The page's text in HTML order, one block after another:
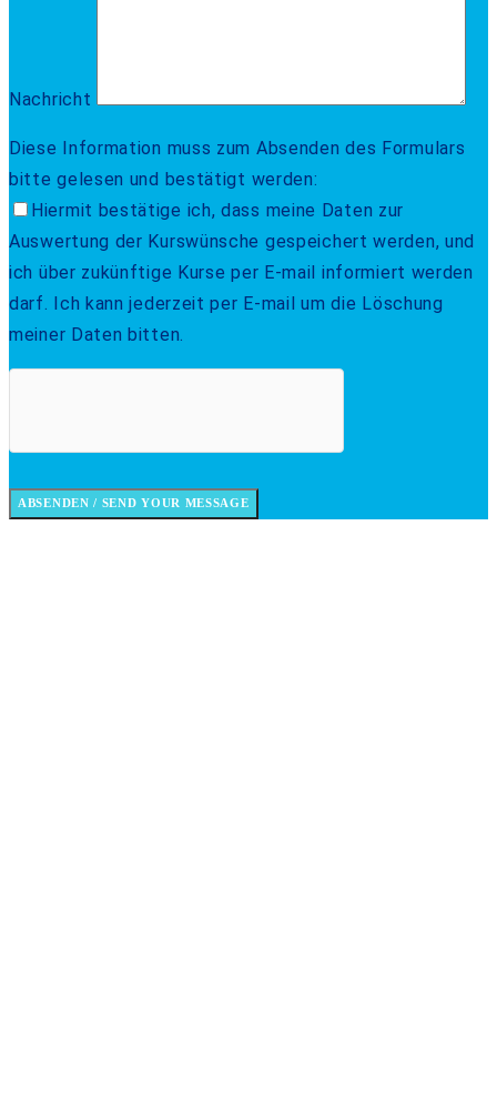
Nachricht
Diese Information muss zum Absenden des Formulars
bitte gelesen und bestätigt werden:
Hiermit bestätige ich, dass meine Daten zur
Auswertung der Kurswünsche gespeichert werden, und
ich über zukünftige Kurse per E-mail informiert werden
darf. Ich kann jederzeit per E-mail um die Löschung
meiner Daten bitten.